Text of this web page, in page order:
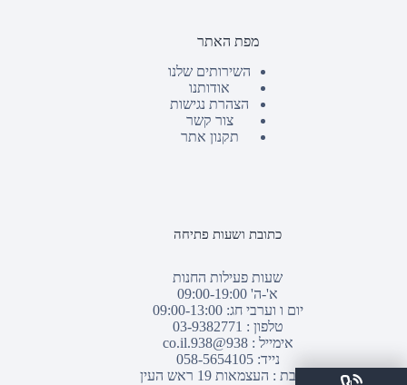
מפת האתר
השירותים שלנו
אודותנו
הצהרת נגישות
צור קשר
תקנון אתר
כתובת ושעות פתיחה
שעות פעילות החנות
א'-ה' 09:00-19:00
יום ו וערבי חג: 09:00-13:00
טלפון : 03-9382771
אימייל :938@938.co.il
נייד: 058-5654105
כתובת : העצמאות 19 ראש העין